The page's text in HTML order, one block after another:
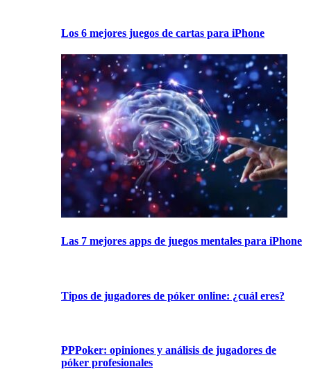
Los 6 mejores juegos de cartas para iPhone
Las 7 mejores apps de juegos mentales para iPhone
Tipos de jugadores de póker online: ¿cuál eres?
PPPoker: opiniones y análisis de jugadores de
póker profesionales